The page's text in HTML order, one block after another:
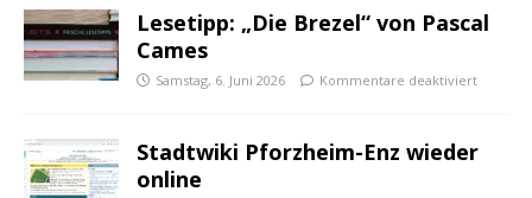
Lesetipp: „Die Brezel“ von Pascal
Cames
Samstag, 6. Juni 2026 Kommentare deaktiviert
Stadtwiki Pforzheim-Enz wieder
online